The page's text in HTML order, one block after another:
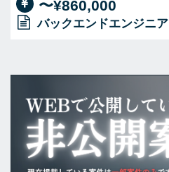
〜¥860,000
バックエンドエンジニア